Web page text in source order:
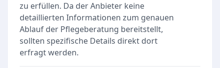
zu erfüllen. Da der Anbieter keine
detaillierten Informationen zum genauen
Ablauf der Pflegeberatung bereitstellt,
sollten spezifische Details direkt dort
erfragt werden.